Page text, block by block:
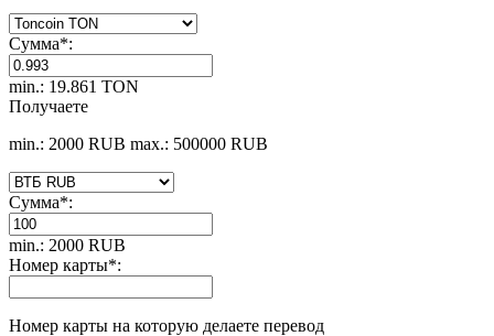
Сумма*:
min.: 19.861 TON
Получаете
min.: 2000 RUB max.: 500000 RUB
Сумма*:
min.: 2000 RUB
Номер карты*:
Номер карты на которую делаете перевод